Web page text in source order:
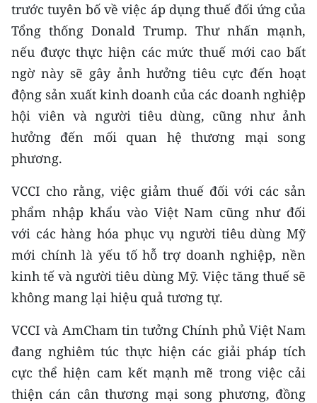
Media Văn hóa
Media Xã hội
Media Pháp luật
Media Du lịch
Media Thế giới
Media Giáo dục
Media Y tế
Media Khoa học - Công nghệ
Media Môi trường
Ảnh
Infographic
trước tuyên bố về việc áp dụng thuế đối ứng của
Tổng thống Donald Trump. Thư nhấn mạnh,
nếu được thực hiện các mức thuế mới cao bất
ngờ này sẽ gây ảnh hưởng tiêu cực đến hoạt
động sản xuất kinh doanh của các doanh nghiệp
hội viên và người tiêu dùng, cũng như ảnh
hưởng đến mối quan hệ thương mại song
phương.
VCCI cho rằng, việc giảm thuế đối với các sản
phẩm nhập khẩu vào Việt Nam cũng như đối
với các hàng hóa phục vụ người tiêu dùng Mỹ
mới chính là yếu tố hỗ trợ doanh nghiệp, nền
kinh tế và người tiêu dùng Mỹ. Việc tăng thuế sẽ
không mang lại hiệu quả tương tự.
VCCI và AmCham tin tưởng Chính phủ Việt Nam
đang nghiêm túc thực hiện các giải pháp tích
cực thể hiện cam kết mạnh mẽ trong việc cải
thiện cán cân thương mại song phương, đồng